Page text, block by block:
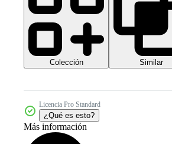
Colección Similar
Licencia Pro Standard
¿Qué es esto?
Más información